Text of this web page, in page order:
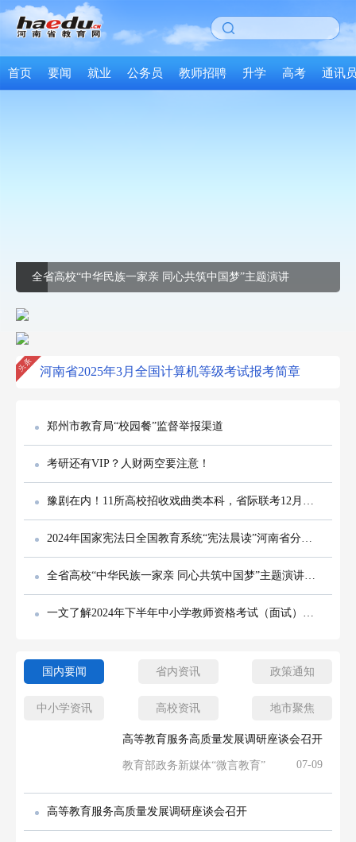
首页 要闻 就业 公务员 教师招聘 升学 高考 通讯
全省高校“中华民族一家亲 同心共筑中国梦”主题演讲
河南省2025年3月全国计算机等级考试报考简章
郑州市教育局“校园餐”监督举报渠道
考研还有VIP？人财两空要注意！
豫剧在内！11所高校招收戏曲类本科，省际联考12月启动
2024年国家宪法日全国教育系统“宪法晨读”河南省分会场活动举办
全省高校“中华民族一家亲 同心共筑中国梦”主题演讲比赛决赛举行
一文了解2024年下半年中小学教师资格考试（面试）流程
国内要闻 省内资讯 政策通知
中小学资讯 高校资讯 地市聚焦
高等教育服务高质量发展调研座谈会召开
教育部政务新媒体“微言教育” 07-09
高等教育服务高质量发展调研座谈会召开